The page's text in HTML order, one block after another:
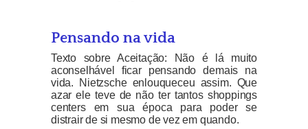
Pensando na vida
Texto sobre Aceitação: Não é lá muito
aconselhável ficar pensando demais na
vida. Nietzsche enlouqueceu assim. Que
azar ele teve de não ter tantos shoppings
centers em sua época para poder se
distrair de si mesmo de vez em quando.